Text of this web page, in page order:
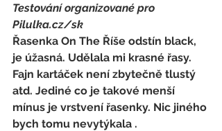
Testování organizované pro
Pilulka.cz/sk
Řasenka On The Říše odstín black,
je úžasná. Udělala mi krasné řasy.
Fajn kartáček není zbytečně tlustý
atd. Jediné co je takové menší
mínus je vrstvení řasenky. Nic jiného
bych tomu nevytýkala .